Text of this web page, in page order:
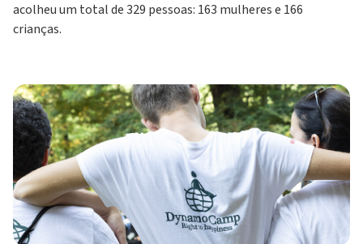
acolheu um total de 329 pessoas: 163 mulheres e 166
crianças.